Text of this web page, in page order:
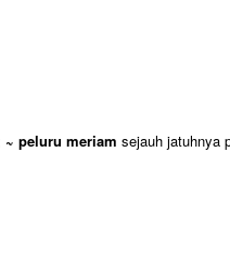
~ peluru meriam sejauh jatuhnya